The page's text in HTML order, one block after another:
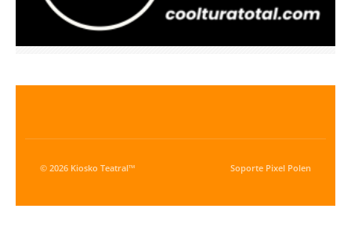
© 2026 Kiosko Teatral™ Soporte Pixel Polen